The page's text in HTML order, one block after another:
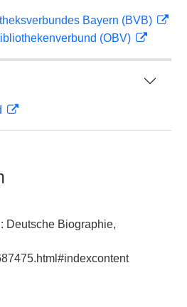
Bayern (BVB)
(OBV)
Deutsche Biographie,